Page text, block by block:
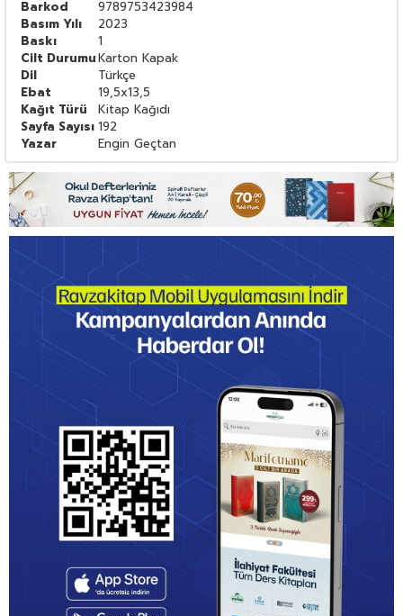
Barkod
9789753423984
Basım Yılı
2023
Baskı
1
Cilt DurumuKarton Kapak
Dil
Türkçe
Ebat
19,5x13,5
Kağıt Türü
Kitap Kağıdı
Sayfa Sayısı 192
Yazar
Engin Geçtan